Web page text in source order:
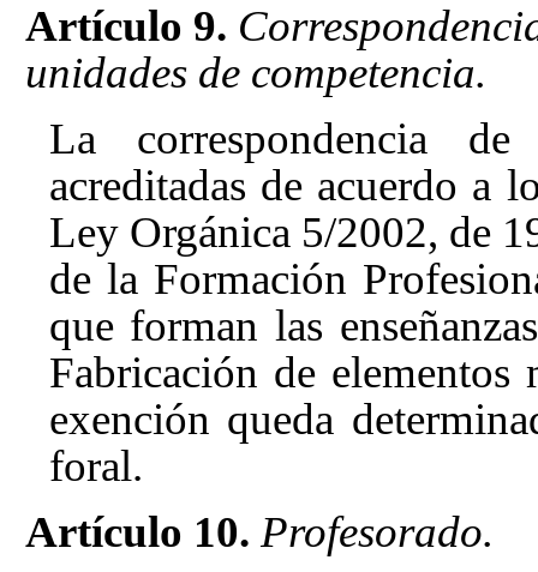
Artículo 9.
unidades de competencia.
La correspondencia
acreditadas de acuerdo a
Ley Orgánica 5/2002, de
de la Formación
que forman las
Fabricación de
exención queda
foral.
Artículo 10. Profesorado.